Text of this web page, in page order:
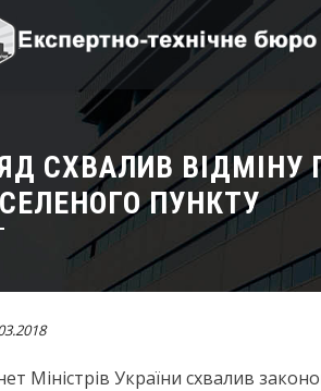
СХВАЛИВ ВІДМІНУ
ПУНКТУ
Міністрів України схвалив